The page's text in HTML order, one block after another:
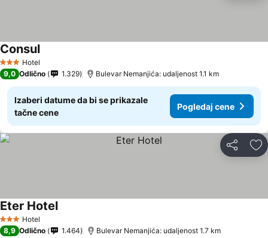
3 Zvezdice
Hotel
Consul
9,0 Odlično 1.329 Bulevar Nemanjića: udaljenost 1.1 km
Izaberi datume da bi se prikazale
tačne cene
Pogledaj cene
Deli
3 Zvezdice
Hotel
Eter Hotel
8,9 Odlično 1.464 Bulevar Nemanjića: udaljenost 1.7 km